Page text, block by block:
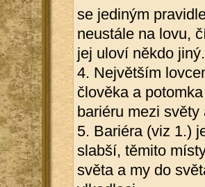
se jediným
neustále na lovu,
jej uloví někdo jiný.
4. Největším
člověka a
bariéru mezi
5. Bariéra (viz 1.)
slabší, těmito
světa a my do